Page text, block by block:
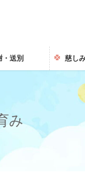
・送別 慈し
み